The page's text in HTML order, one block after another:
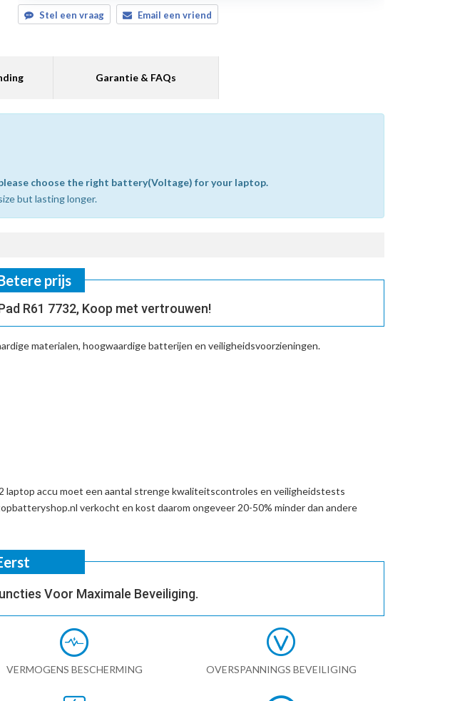
Stel een vraag Email een vriend
Garantie & FAQs
choose the right battery(Voltage) for your laptop.
but lasting longer.
prijs
R61 7732, Koop met vertrouwen!
materialen, hoogwaardige batterijen en veiligheidsvoorzieningen.
laptop accu moet een aantal strenge kwaliteitscontroles en veiligheidstests
verkocht en kost daarom ongeveer 20-50% minder dan andere
Voor Maximale Beveiliging.
VERMOGENS BESCHERMING OVERSPANNINGS BEVEILIGING